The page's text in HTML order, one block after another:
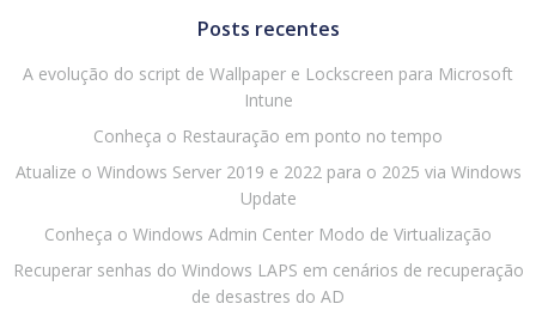
Posts recentes
A evolução do script de Wallpaper e Lockscreen para Microsoft
Intune
Conheça o Restauração em ponto no tempo
Atualize o Windows Server 2019 e 2022 para o 2025 via Windows
Update
Conheça o Windows Admin Center Modo de Virtualização
Recuperar senhas do Windows LAPS em cenários de recuperação
de desastres do AD